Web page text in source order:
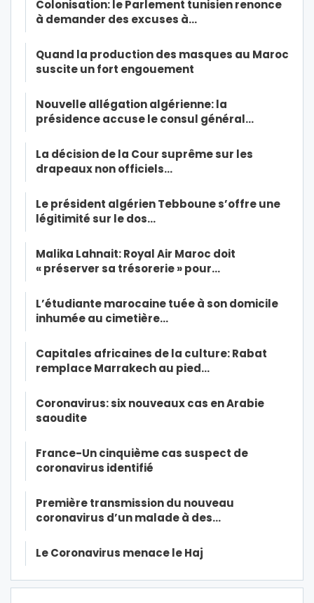
Colonisation: le Parlement tunisien renonce
à demander des excuses à…
Quand la production des masques au Maroc
suscite un fort engouement
Nouvelle allégation algérienne: la
présidence accuse le consul général…
La décision de la Cour suprême sur les
drapeaux non officiels…
Le président algérien Tebboune s’offre une
légitimité sur le dos…
Malika Lahnait: Royal Air Maroc doit
« préserver sa trésorerie » pour…
L’étudiante marocaine tuée à son domicile
inhumée au cimetière…
Capitales africaines de la culture: Rabat
remplace Marrakech au pied…
Coronavirus: six nouveaux cas en Arabie
saoudite
France-Un cinquième cas suspect de
coronavirus identifié
Première transmission du nouveau
coronavirus d’un malade à des…
Le Coronavirus menace le Haj